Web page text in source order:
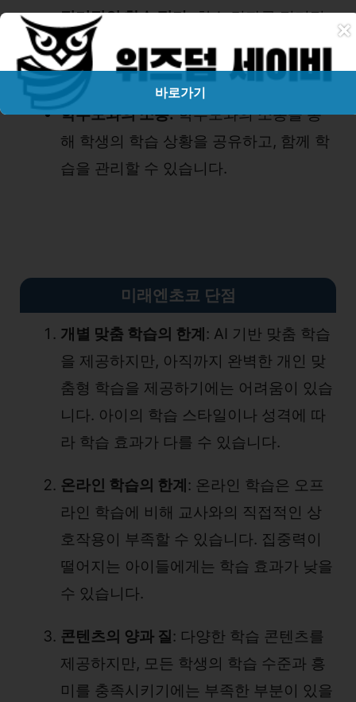
정기적인 학습 평가:학습 결과를 정기적
으로 평가하여 학습 효과를 확인하고 개
선할 수 있습니다.
학부모와의 소통:학부모와의 소통을 통
해 학생의 학습 상황을 공유하고, 함께 학
습을 관리할 수 있습니다.
미래엔초코 단점
개별 맞춤 학습의 한계: AI 기반 맞춤 학습
을 제공하지만, 아직까지 완벽한 개인 맞
춤형 학습을 제공하기에는 어려움이 있습
니다. 아이의 학습 스타일이나 성격에 따
라 학습 효과가 다를 수 있습니다.
온라인 학습의 한계: 온라인 학습은 오프
라인 학습에 비해 교사와의 직접적인 상
호작용이 부족할 수 있습니다. 집중력이
떨어지는 아이들에게는 학습 효과가 낮을
수 있습니다.
콘텐츠의 양과 질: 다양한 학습 콘텐츠를
제공하지만, 모든 학생의 학습 수준과 흥
미를 충족시키기에는 부족한 부분이 있을
×
바로가기